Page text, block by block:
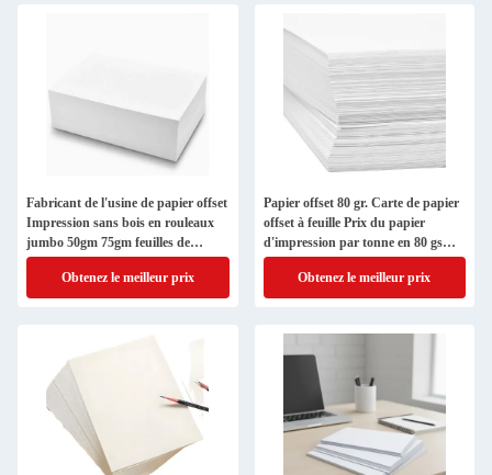
Fabricant de l'usine de papier offset
Impression sans bois en rouleaux
jumbo 50gm 75gm feuilles de
papier offset60-140gm
Obtenez le meilleur prix
Papier offset 80 gr. Carte de papier
offset à feuille Prix du papier
d'impression par tonne en 80 gsm
sans bois 60-140 gsm
Obtenez le meilleur prix